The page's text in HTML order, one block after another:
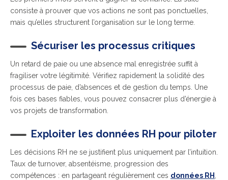
consiste à prouver que vos actions ne sont pas ponctuelles,
mais qu’elles structurent l’organisation sur le long terme.
Sécuriser les processus critiques
Un retard de paie ou une absence mal enregistrée suffit à
fragiliser votre légitimité. Vérifiez rapidement la solidité des
processus de paie, d’absences et de gestion du temps. Une
fois ces bases fiables, vous pouvez consacrer plus d’énergie à
vos projets de transformation.
Exploiter les données RH pour piloter
Les décisions RH ne se justifient plus uniquement par l’intuition.
Taux de turnover, absentéisme, progression des
compétences : en partageant régulièrement ces données RH